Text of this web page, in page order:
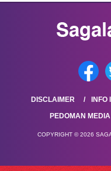
DISCLAIMER INFO
PEDOMAN
COPYRIGHT © 2026